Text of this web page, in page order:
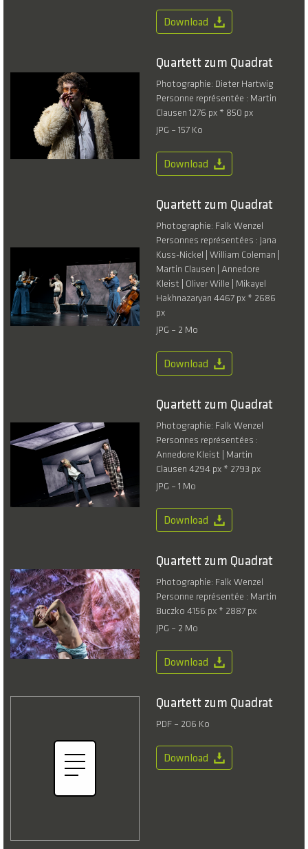
Download
Quartett zum Quadrat
Photographie: Dieter Hartwig
Personne représentée : Martin
Clausen 1276 px * 850 px
JPG – 157 Ko
Download
Quartett zum Quadrat
Photographie: Falk Wenzel
Personnes représentées : Jana
Kuss-Nickel | William Coleman |
Martin Clausen | Annedore
Kleist | Oliver Wille | Mikayel
Hakhnazaryan 4467 px * 2686
px
JPG – 2 Mo
Download
Quartett zum Quadrat
Photographie: Falk Wenzel
Personnes représentées :
Annedore Kleist | Martin
Clausen 4294 px * 2793 px
JPG – 1 Mo
Download
Quartett zum Quadrat
Photographie: Falk Wenzel
Personne représentée : Martin
Buczko 4156 px * 2887 px
JPG – 2 Mo
Download
Quartett zum Quadrat
PDF – 206 Ko
Download